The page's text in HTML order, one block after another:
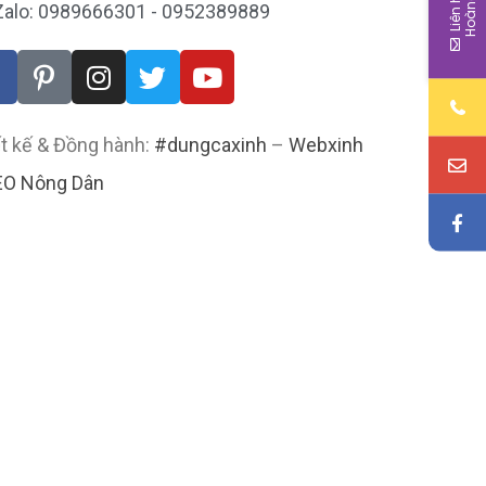
0989666301 - 0952389889
kế & Đồng hành: #dungcaxinh – Webxinh
Nông Dân